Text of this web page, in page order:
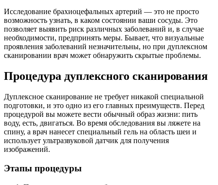
Исследование брахиоцефальных артерий — это не просто
возможность узнать, в каком состоянии ваши сосуды. Это
позволяет выявить риск различных заболеваний и, в случае
необходимости, предпринять меры. Бывает, что визуальные
проявления заболеваний незначительны, но при дуплексном
сканировании врач может обнаружить скрытые проблемы.
Процедура дуплексного сканирования
Дуплексное сканирование не требует никакой специальной
подготовки, и это одно из его главных преимуществ. Перед
процедурой вы можете вести обычный образ жизни: пить
воду, есть, двигаться. Во время обследования вы ляжете на
спину, а врач нанесет специальный гель на область шеи и
использует ультразвуковой датчик для получения
изображений.
Этапы процедуры